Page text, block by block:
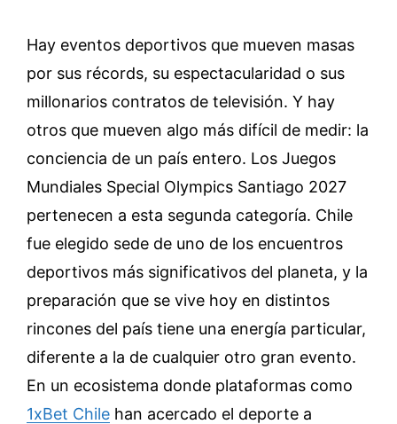
Hay eventos deportivos que mueven masas
por sus récords, su espectacularidad o sus
millonarios contratos de televisión. Y hay
otros que mueven algo más difícil de medir: la
conciencia de un país entero. Los Juegos
Mundiales Special Olympics Santiago 2027
pertenecen a esta segunda categoría. Chile
fue elegido sede de uno de los encuentros
deportivos más significativos del planeta, y la
preparación que se vive hoy en distintos
rincones del país tiene una energía particular,
diferente a la de cualquier otro gran evento.
En un ecosistema donde plataformas como
1xBet Chile han acercado el deporte a